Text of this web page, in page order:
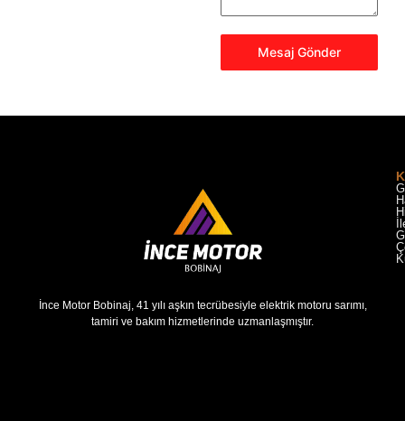
Mesaj Gönder
İnce Motor Bobinaj, 41 yılı aşkın tecrübesiyle elektrik motoru sarımı,
tamiri ve bakım hizmetlerinde uzmanlaşmıştır.